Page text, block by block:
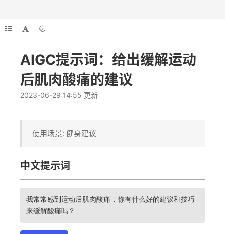
AIGC提示词：给出缓解运动
后肌肉酸痛的建议
2023-06-29 14:55 更新
使用场景: 健身建议
中文提示词
我常常感到运动后肌肉酸痛，你有什么好的建议和技巧
来缓解酸痛吗？